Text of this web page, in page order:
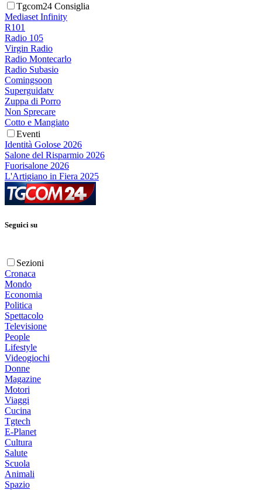
Tgcom24 Consiglia
Mediaset Infinity
R101
Radio 105
Virgin Radio
Radio Montecarlo
Radio Subasio
Comingsoon
Superguidatv
Zuppa di Porro
Non Sprecare
Cotto e Mangiato
Eventi
Identità Golose 2026
Salone del Risparmio 2026
Fuorisalone 2026
L'Artigiano in Fiera 2025
Seguici su
Sezioni
Cronaca
Mondo
Economia
Politica
Spettacolo
Televisione
People
Lifestyle
Videogiochi
Donne
Magazine
Motori
Viaggi
Cucina
Tgtech
E-Planet
Cultura
Salute
Scuola
Animali
Spazio